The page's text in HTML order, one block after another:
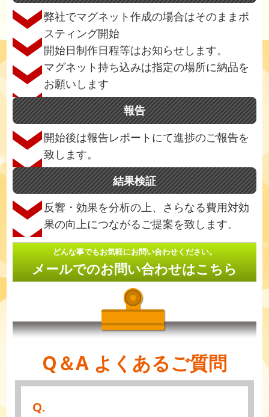
弊社でマグネット作成の場合はそのままポ
スティング開始
開始日制作日程等はお知らせします。
マグネット持ち込みは指定の場所に納品を
お願いします
報告
開始後は報告レポートにて進捗のご報告を
致します。
結果検証
反響・効果を分析の上、さらなる費用対効
果の向上につながるご提案を致します。
どんな事でもお気軽にお問い合わせください。
メールでのお問い合わせはこちら
Q＆A よくあるご質問
Q.